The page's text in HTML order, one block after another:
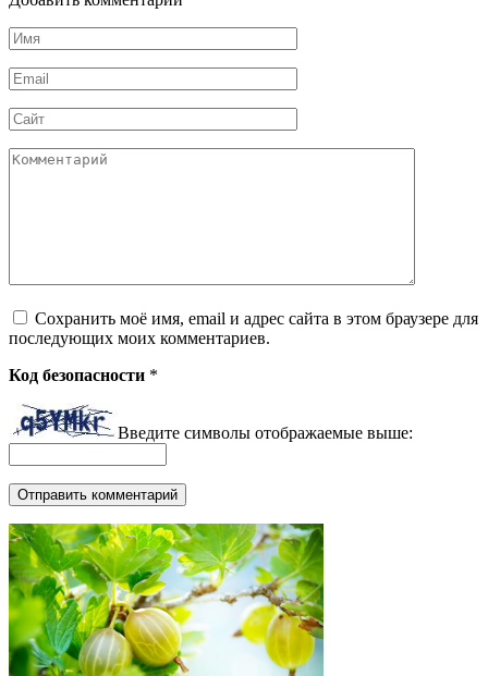
Имя
*
Email
*
Сайт
Комментарий
Сохранить моё имя, email и адрес сайта в этом браузере для
последующих моих комментариев.
Код безопасности *
Введите символы отображаемые выше: